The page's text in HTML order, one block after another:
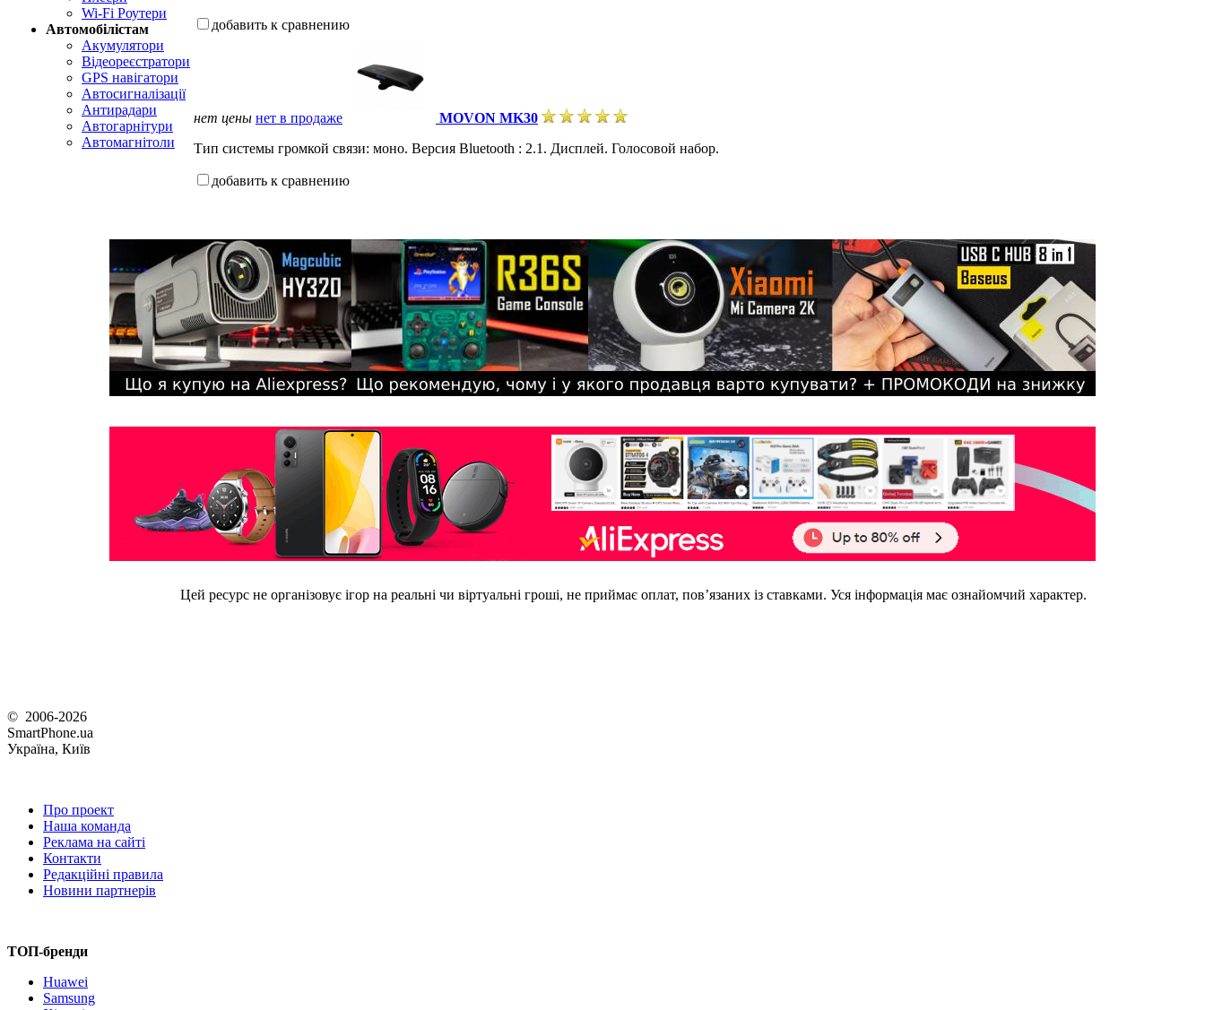
Wi-Fi Роутери
Автомобілістам
Акумулятори
Відеореєстратори
GPS навігатори
Автосигналізації
Антирадари
Автогарнітури
Автомагнітоли
добавить к сравнению
нет цены нет в продаже
MOVON MK30
Тип системы громкой связи: моно. Версия Bluetooth : 2.1. Дисплей. Голосовой набор.
добавить к сравнению
Цей ресурс не організовує ігор на реальні чи віртуальні гроші, не приймає оплат, пов’язаних із ставками. Уся інформація має ознайомчий характер.
© 2006-2026
SmartPhone.ua
Україна, Київ
Про проект
Наша команда
Реклама на сайті
Контакти
Редакційні правила
Новини партнерів
ТОП-бренди
Huawei
Samsung